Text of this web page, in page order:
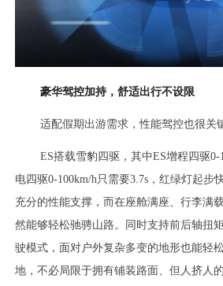
豪华驾控加持，舒适出行不设限
适配假期出游需求，性能驾控也很关
ES搭载雪豹四驱，其中ES增程四驱0-
电四驱0-100km/h只需要3.7s，红绿灯起步
充分的性能支撑，而在座舱满座、行李满
然能够轻松驰骋山路。同时支持前后轴扭
驶模式，面对户外复杂多变的地形也能轻
地，不必局限于拥有铺装路面、但人挤人